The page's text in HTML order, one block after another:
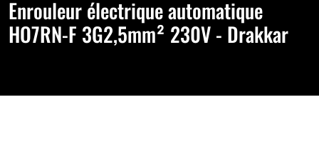
Enrouleur électrique automatique
HO7RN-F 3G2,5mm² 230V - Drakkar